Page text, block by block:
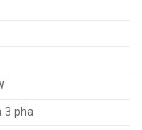
3 pha